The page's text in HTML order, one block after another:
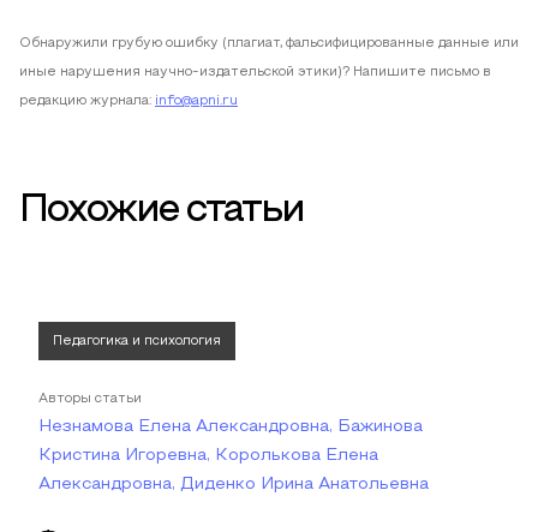
Обнаружили грубую ошибку (плагиат, фальсифицированные данные или
иные нарушения научно-издательской этики)? Напишите письмо в
редакцию журнала: info@apni.ru
Похожие статьи
Педагогика и психология
Авторы статьи
Незнамова Елена Александровна, Бажинова
Кристина Игоревна, Королькова Елена
Александровна, Диденко Ирина Анатольевна